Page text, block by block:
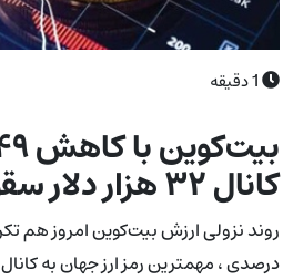
1دقیقه
کانال ۳۲ هزار دلار سقوط کرد
درصدی ، مهمترین رمز ارز جهان به کانال ۳۲ هزار دلاری سقوط کرد.